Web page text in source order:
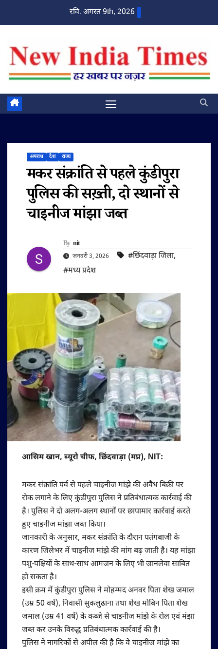
रवि. अगस्त 9th, 2026
अपराध देश राज्य
मकर संक्रांति से पहले कुंडीपुरा
पुलिस की सख़्ती, दो स्थानों से
चाइनीज मांझा जब्त
By nit
जनवरी 3, 2026 #छिंदवाड़ा जिला,
#मध्य प्रदेश
आसिम खान, ब्यूरो चीफ, छिंदवाड़ा (मप्र), NIT:
मकर संक्रांति पर्व से पहले चाइनीज मांझे की अवैध बिक्री पर
रोक लगाने के लिए कुंडीपुरा पुलिस ने प्रतिबंधात्मक कार्रवाई की
है। पुलिस ने दो अलग-अलग स्थानों पर छापामार कार्रवाई करते
हुए चाइनीज मांझा जब्त किया।
जानकारी के अनुसार, मकर संक्रांति के दौरान पतंगबाजी के
कारण जिलेभर में चाइनीज मांझे की मांग बढ़ जाती है। यह मांझा
पशु-पक्षियों के साथ-साथ आमजन के लिए भी जानलेवा साबित
हो सकता है।
इसी क्रम में कुंडीपुरा पुलिस ने मोहम्मद अनवर पिता शेख जमाल
(उम्र 50 वर्ष), निवासी सुकलुढाना तथा शेख मोबिन पिता शेख
जमाल (उम्र 41 वर्ष) के कब्जे से चाइनीज मांझे के रोल एवं मंझा
जब्त कर उनके विरुद्ध प्रतिबंधात्मक कार्रवाई की है।
पुलिस ने नागरिकों से अपील की है कि वे चाइनीज मांझे का